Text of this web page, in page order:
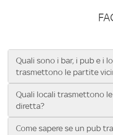
Quali sono i bar, i pub e i
trasmettono le partite
Se cerchi un bar, pub,
vedere le partite di Serie A
UEFA Champions League, la
Conference League, il Tennis,
Quali locali trasmettono
diretta?
Vuoi sapere quali bar, pub o
Come sapere se un pub